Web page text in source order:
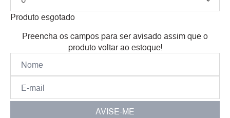
Produto esgotado
Preencha os campos para ser avisado assim que o
produto voltar ao estoque!
AVISE-ME